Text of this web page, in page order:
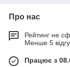
Про нас
Рейтинг не
Менше 5
Працює з